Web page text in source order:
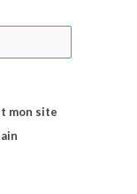
mon site